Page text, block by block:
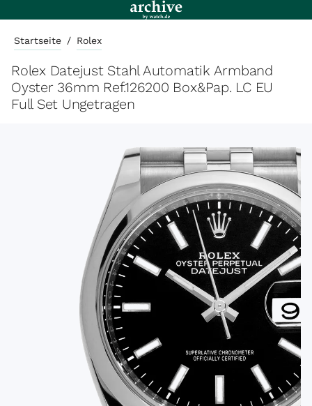
Startseite / Rolex
Rolex Datejust Stahl Automatik Armband
Oyster 36mm Ref.126200 Box&Pap. LC EU
Full Set Ungetragen